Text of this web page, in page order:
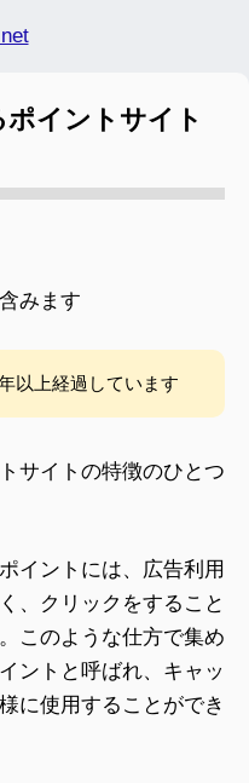
イントサイト
みます
以上経過しています
サイトの特徴のひとつ
イントには、広告利用
、クリックをすること
このような仕方で集め
ントと呼ばれ、キャッ
に使用することができ